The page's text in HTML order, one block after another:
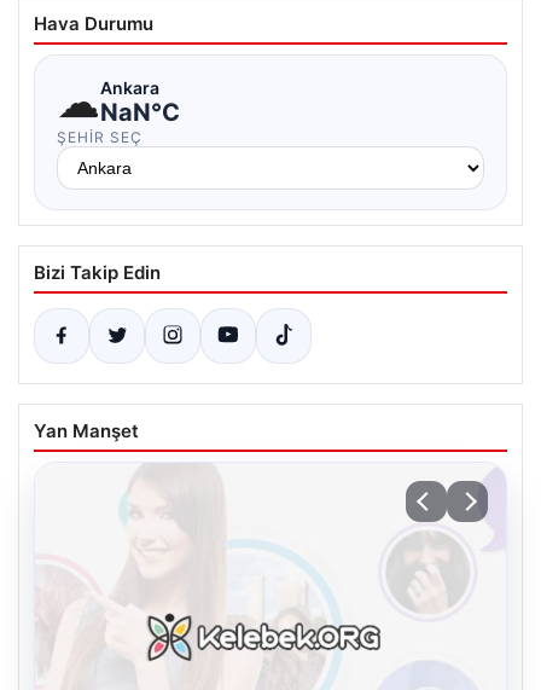
Hava Durumu
☁Ankara
NaN°C
ŞEHIR SEÇ
Bizi Takip Edin
Yan Manşet